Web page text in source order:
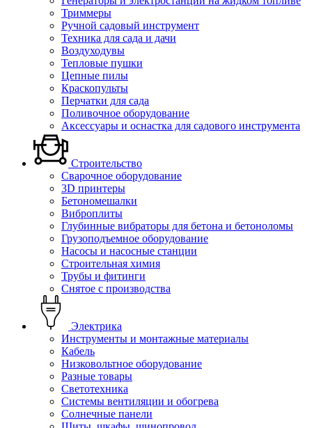
Триммеры
Ручной садовый инструмент
Техника для сада и дачи
Воздуходувы
Тепловые пушки
Цепные пилы
Краскопульты
Перчатки для сада
Поливочное оборудование
Аксессуары и оснастка для садового инструмента
Строительство
Сварочное оборудование
3D принтеры
Бетономешалки
Виброплиты
Глубинные вибраторы для бетона и бетоноломы
Грузоподъемное оборудование
Насосы и насосные станции
Строительная химия
Трубы и фитинги
Снятое с производства
Электрика
Инструменты и монтажные материалы
Кабель
Низковольтное оборудование
Разные товары
Светотехника
Системы вентиляции и обогрева
Солнечные панели